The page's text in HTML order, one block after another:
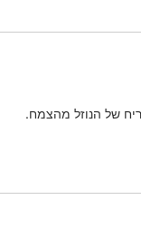
ריח של הנוזל מהצמח.